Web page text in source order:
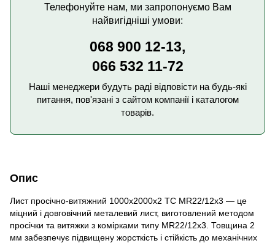
Телефонуйте нам, ми запропонуємо Вам
найвигідніші умови:
068 900 12-13,
066 532 11-72
Наші менеджери будуть раді відповісти на будь-які
питання, пов'язані з сайтом компанії і каталогом
товарів.
Опис
Лист просічно-витяжний 1000x2000х2 TC MR22/12x3 — це
міцний і довговічний металевий лист, виготовлений методом
просічки та витяжки з комірками типу MR22/12x3. Товщина 2
мм забезпечує підвищену жорсткість і стійкість до механічних